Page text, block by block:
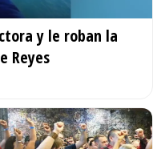
y le roban la
Reyes